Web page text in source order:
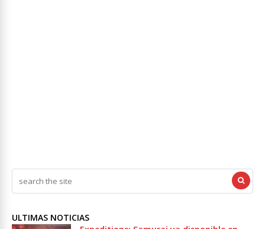
ULTIMAS NOTICIAS